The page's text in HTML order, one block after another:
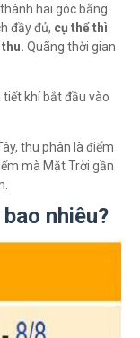
hai góc bằng
đầy đủ, cụ thể thì
Quãng thời gian
khí bắt đầu vào
thu phân là điểm
mà Mặt Trời gần
nhiêu?